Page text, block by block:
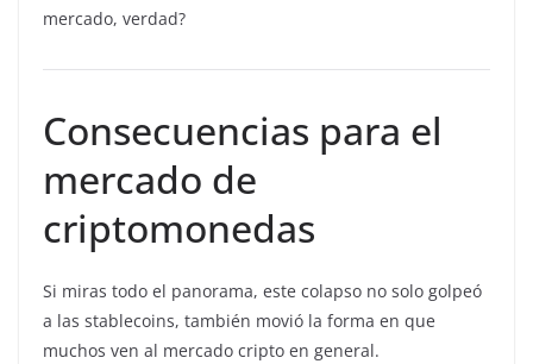
mercado, verdad?
Consecuencias para el
mercado de
criptomonedas
Si miras todo el panorama, este colapso no solo golpeó
a las stablecoins, también movió la forma en que
muchos ven al mercado cripto en general.